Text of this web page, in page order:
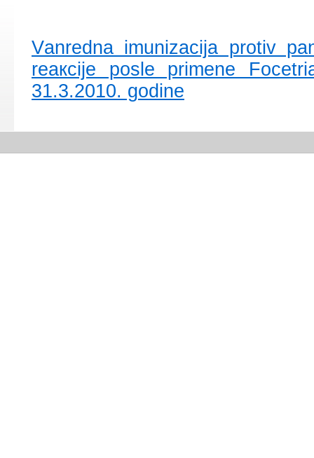
Vаnrеdnа imunizаciја prоtiv
rеакciје pоslе primеnе
31.3.2010. gоdinе